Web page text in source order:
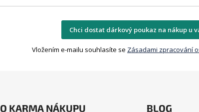
k
y
v
ý
p
Chci dostat dárkový poukaz na nákup u
Vložením e-mailu souhlasíte se Zásadami zpracování
O KARMA NÁKUPU BLOG